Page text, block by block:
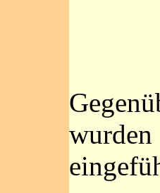
wurden